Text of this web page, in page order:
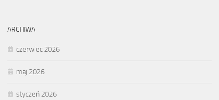
ARCHIWA
czerwiec 2026
maj 2026
styczeń 2026